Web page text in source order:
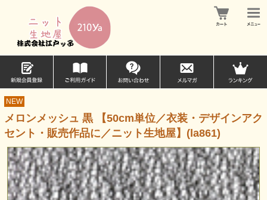
NEW
メロンメッシュ 黒 【50cm単位／衣装・デザインアク
セント・販売作品に／ニット生地屋】(la861)